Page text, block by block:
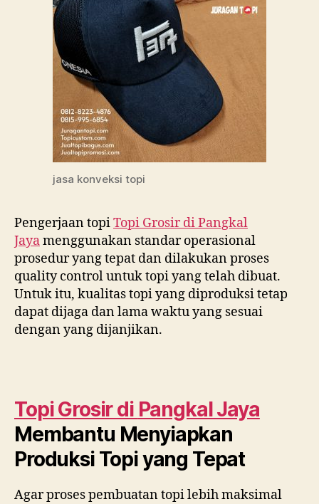
jasa konveksi topi
Pengerjaan topiTopi Grosir diPangkal
Jayamenggunakan standar operasional
prosedur yang tepat dan dilakukan proses
quality control untuk topi yang telah dibuat.
Untuk itu, kualitas topi yang diproduksi tetap
dapat dijaga dan lama waktu yang sesuai
dengan yang dijanjikan.
Topi Grosir di Pangkal Jaya
Membantu Menyiapkan
Produksi Topi yang Tepat
Agar proses pembuatan topi lebih maksimal